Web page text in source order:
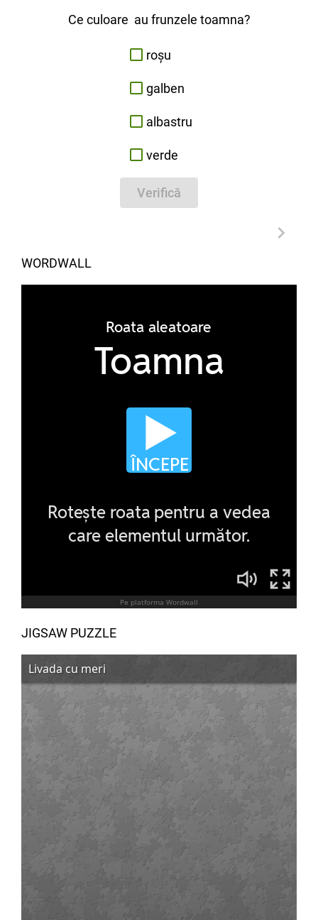
Ce culoare au frunzele toamna?
roșu
galben
albastru
verde
Verifică
WORDWALL
JIGSAW PUZZLE